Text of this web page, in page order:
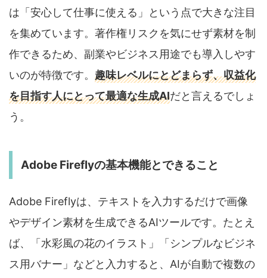
は「安心して仕事に使える」という点で大きな注目
を集めています。著作権リスクを気にせず素材を制
作できるため、副業やビジネス用途でも導入しやす
いのが特徴です。 趣味レベルにとどまらず、収益化
を目指す人にとって最適な生成AIだと言えるでしょ
う。
Adobe Fireflyの基本機能とできること
Adobe Fireflyは、テキストを入力するだけで画像
やデザイン素材を生成できるAIツールです。たとえ
ば、「水彩風の花のイラスト」「シンプルなビジネ
ス用バナー」などと入力すると、AIが自動で複数の